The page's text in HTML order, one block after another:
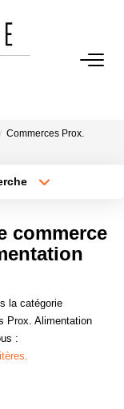
Commerces Prox.
commerce
la catégorie
Prox. Alimentation
: